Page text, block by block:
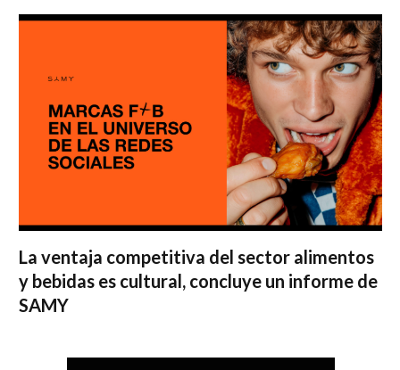
La ventaja competitiva del sector alimentos
y bebidas es cultural, concluye un informe de
SAMY